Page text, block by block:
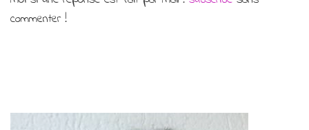
commenter !